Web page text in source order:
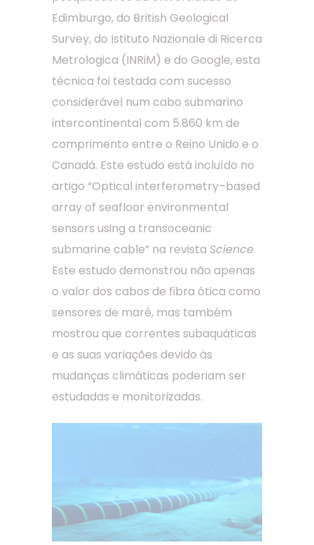
Edimburgo, do British Geological
Survey, do Istituto Nazionale di Ricerca
Metrologica (INRiM) e do Google, esta
técnica foi testada com sucesso
considerável num cabo submarino
intercontinental com 5.860 km de
comprimento entre o Reino Unido e o
Canadá. Este estudo está incluído no
artigo “Optical interferometry–based
array of seafloor environmental
sensors using a transoceanic
submarine cable” na revista Science.
Este estudo demonstrou não apenas
o valor dos cabos de fibra ótica como
sensores de maré, mas também
mostrou que correntes subaquáticas
e as suas variações devido às
mudanças climáticas poderiam ser
estudadas e monitorizadas.